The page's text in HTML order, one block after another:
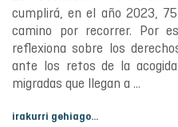
cumplirá, en el año 2023,
camino por recorrer. Por
reflexiona sobre los
ante los retos de la
migradas que llegan a ...
irakurri gehiago...